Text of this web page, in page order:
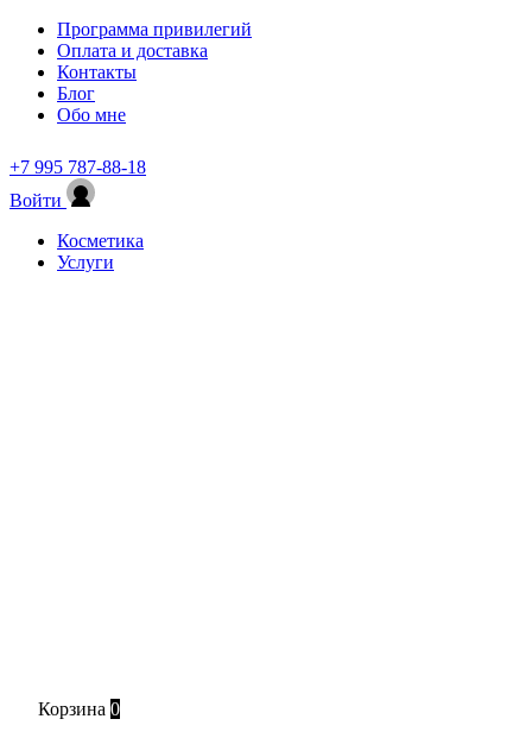
Программа привилегий
Оплата и доставка
Контакты
Блог
Обо мне
+7 995 787-88-18
Войти
Косметика
Услуги
Корзина 0